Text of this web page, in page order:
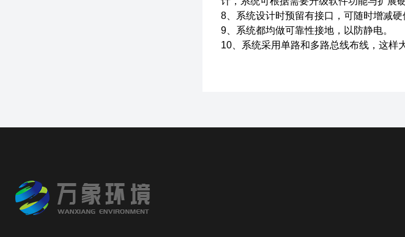
8、系统设计时预留有接口，可随时增减
9、系统都均做可靠性接地，以防静电。
10、系统采用单路和多路总线布线，这样